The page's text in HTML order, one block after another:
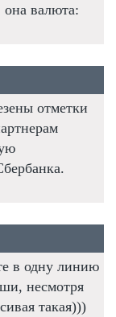
валюта:
отметки
в одну линию
несмотря
такая)))